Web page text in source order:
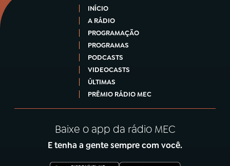
INÍCIO
A RÁDIO
PROGRAMAÇÃO
PROGRAMAS
PODCASTS
VIDEOCASTS
ÚLTIMAS
PRÊMIO RÁDIO MEC
Baixe o app da rádio MEC
E tenha a gente sempre com você.